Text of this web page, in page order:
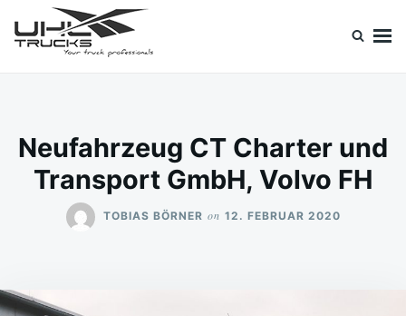
Search
for:
Neufahrzeug CT Charter und
Transport GmbH, Volvo FH
TOBIAS BÖRNER on 12. FEBRUAR 2020